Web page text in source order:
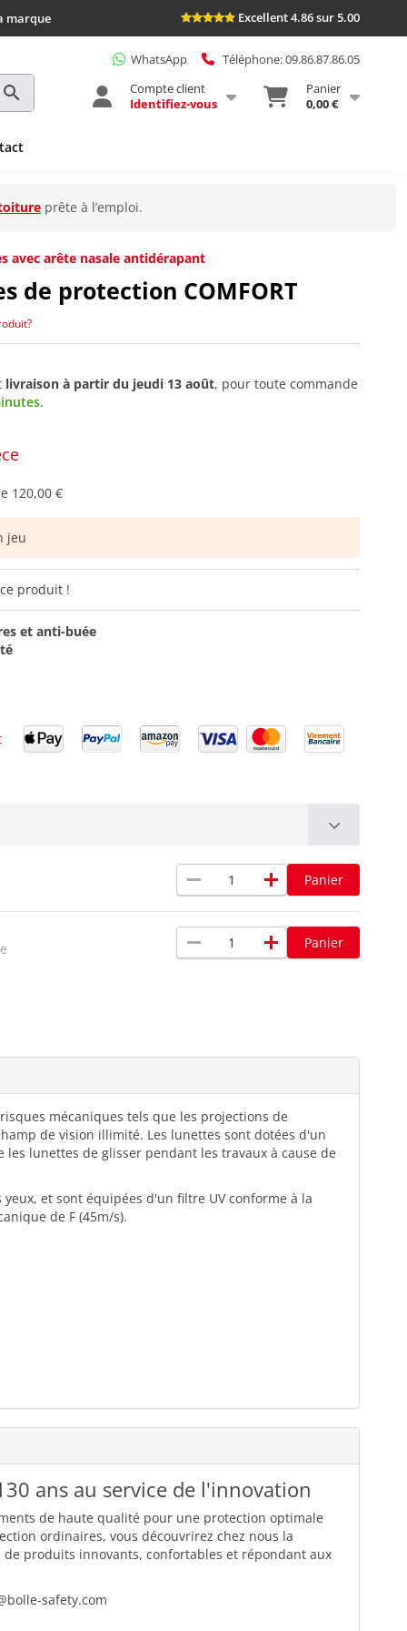
marque Excellent 4.86 sur 5.00
WhatsApp
Téléphone: 09.86.87.86.05
Compte client
Identifiez-vous
Panier
0,00 €
prête à l’emploi.
avec arête nasale antidérapant
de protection COMFORT
livraison à partir du jeudi 13 août, pour toute commande
.
120,00 €
jeu
produit !
et anti-buée
remove add Panier
remove add Panier
mécaniques tels que les projections de
de vision illimité. Les lunettes sont dotées d'un
lunettes de glisser pendant les travaux à cause de
et sont équipées d'un filtre UV conforme à la
de F (45m/s).
ans au service de l'innovation
de haute qualité pour une protection optimale
ordinaires, vous découvrirez chez nous la
produits innovants, confortables et répondant aux
safety.com